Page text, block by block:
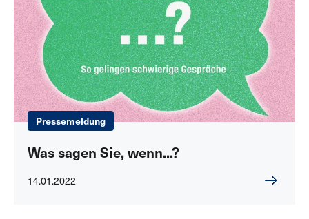
Pressemeldung
Was sagen Sie, wenn...?
14.01.2022